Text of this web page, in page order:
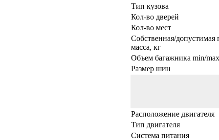
Тип кузова
Кол-во дверей
Кол-во мест
Собственная/допустимая
масса, кг
Объем багажника min/
Размер шин
Расположение двигателя
Тип двигателя
Система питания